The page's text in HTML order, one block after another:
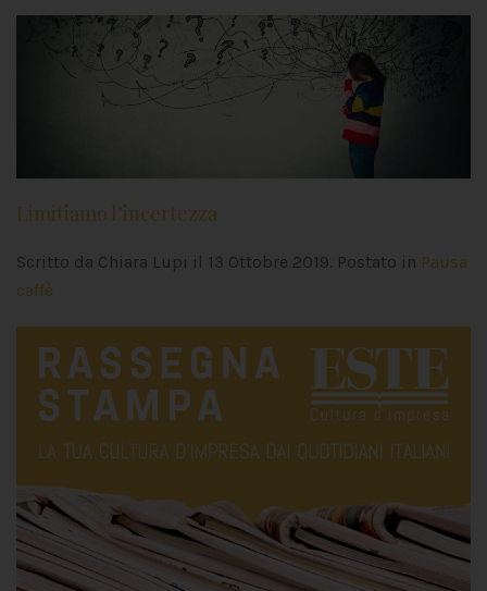
Limitiamo l’incertezza
Scritto da Chiara Lupi il 13 Ottobre 2019. Postato in Pausa
caffè